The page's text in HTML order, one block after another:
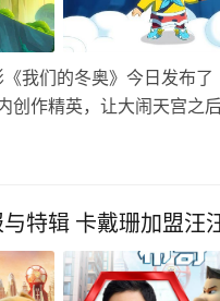
我们的冬奥》今日发布
创作精英，让大闹天宫之
特辑 卡戴珊加盟汪